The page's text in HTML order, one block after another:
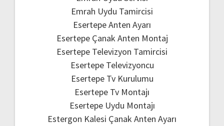
Emrah Uydu Tamircisi
Esertepe Anten Ayarı
Esertepe Çanak Anten Montaj
Esertepe Televizyon Tamircisi
Esertepe Televizyoncu
Esertepe Tv Kurulumu
Esertepe Tv Montajı
Esertepe Uydu Montajı
Estergon Kalesi Çanak Anten Ayarı